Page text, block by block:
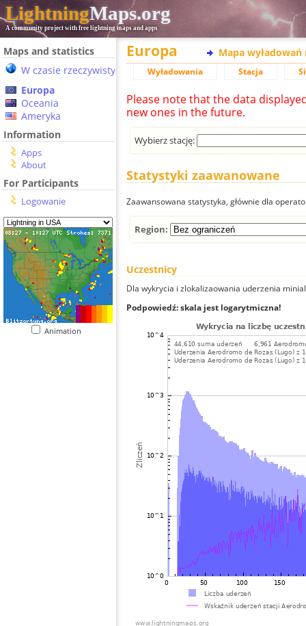
LightningMaps.org
A community project with free lightning maps and apps
Maps and statistics
W czasie rzeczywistym
Europa
Oceania
Ameryka
Information
Apps
About
For Participants
Logowanie
Animation
Europa Mapa wyładowań
Wyładowania Stacja
Please note that the data
new ones in the future.
Wybierz stację:
Statystyki zaawanowane
Zaawansowana statystyka, głównie dla
Region:
Uczestnicy
Dla wykrycia i zlokalizaowania uderzenia
Podpowiedź: skala jest logarytmiczna!